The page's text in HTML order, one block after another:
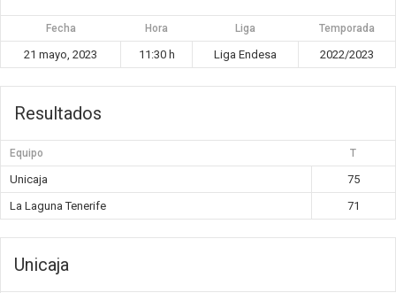
Fecha Hora Liga Temporada
21 mayo, 2023 11:30 h Liga Endesa 2022/2023
Resultados
Equipo T
Unicaja
75
La Laguna Tenerife
71
Unicaja